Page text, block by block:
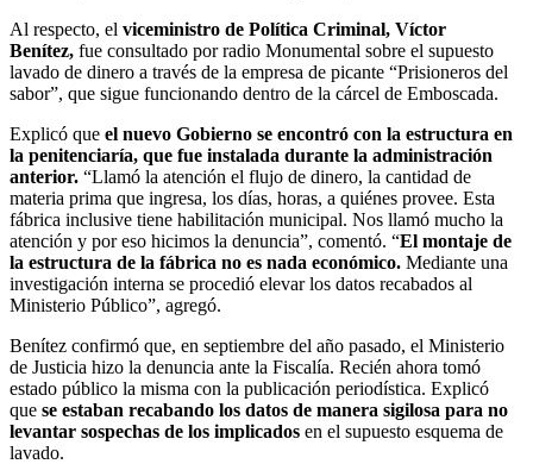
Al respecto, el viceministro de Política Criminal, Víctor
Benítez, fue consultado por radio Monumental sobre el supuesto
lavado de dinero a través de la empresa de picante “Prisioneros del
sabor”, que sigue funcionando dentro de la cárcel de Emboscada.
Explicó que el nuevo Gobierno se encontró con la estructura en
la penitenciaría, que fue instalada durante la administración
anterior. “Llamó la atención el flujo de dinero, la cantidad de
materia prima que ingresa, los días, horas, a quiénes provee. Esta
fábrica inclusive tiene habilitación municipal. Nos llamó mucho la
atención y por eso hicimos la denuncia”, comentó. “El montaje de
la estructura de la fábrica no es nada económico. Mediante una
investigación interna se procedió elevar los datos recabados al
Ministerio Público”, agregó.
Benítez confirmó que, en septiembre del año pasado, el Ministerio
de Justicia hizo la denuncia ante la Fiscalía. Recién ahora tomó
estado público la misma con la publicación periodística. Explicó
que se estaban recabando los datos de manera sigilosa para no
levantar sospechas de los implicados en el supuesto esquema de
lavado.